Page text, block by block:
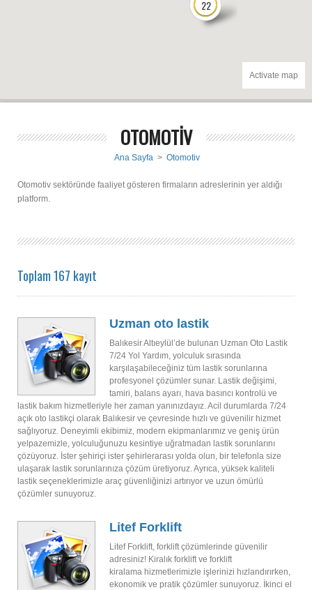
22
Activate map
OTOMOTİV
Ana Sayfa > Otomotiv
Otomotiv sektöründe faaliyet gösteren firmaların adreslerinin yer aldığı
platform.
Toplam 167 kayıt
Uzman oto lastik
Balıkesir Altıeylül’de bulunan Uzman Oto Lastik
7/24 Yol Yardım, yolculuk sırasında
karşılaşabileceğiniz tüm lastik sorunlarına
profesyonel çözümler sunar. Lastik değişimi,
tamiri, balans ayarı, hava basıncı kontrolü ve
lastik bakım hizmetleriyle her zaman yanınızdayız. Acil durumlarda 7/24
açık oto lastikçi olarak Balıkesir ve çevresinde hızlı ve güvenilir hizmet
sağlıyoruz. Deneyimli ekibimiz, modern ekipmanlarımız ve geniş ürün
yelpazemizle, yolculuğunuzu kesintiye uğratmadan lastik sorunlarını
çözüyoruz. İster şehiriçi ister şehirlerarası yolda olun, bir telefonla size
ulaşarak lastik sorunlarınıza çözüm üretiyoruz. Ayrıca, yüksek kaliteli
lastik seçeneklerimizle araç güvenliğinizi artırıyor ve uzun ömürlü
çözümler sunuyoruz.
Litef Forklift
Litef Forklift, forklift çözümlerinde güvenilir
adresiniz! Kiralık forklift ve forklift
kiralama hizmetlerimizle işlerinizi hızlandırırken,
ekonomik ve pratik çözümler sunuyoruz. İkinci el